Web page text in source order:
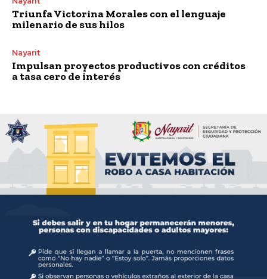
Triunfa Victorina Morales con el lenguaje
milenario de sus hilos
Nayarit
Impulsan proyectos productivos con créditos
a tasa cero de interés